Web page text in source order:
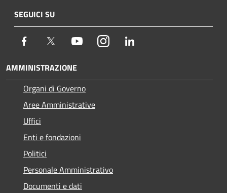
SEGUICI SU
Facebook Twitter YoutubeInstagram
AMMINISTRAZIONE
Organi di Governo
Aree Amministrative
Uffici
Enti e fondazioni
Politici
Personale Amministrativo
Documenti e dati